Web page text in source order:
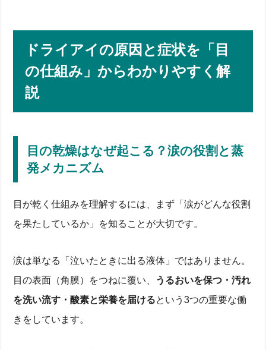
ドライアイの原因と症状を「目
の仕組み」からわかりやすく解
説
目の乾燥はなぜ起こる？涙の役割と蒸
発メカニズム
目が乾く仕組みを理解するには、まず「涙がどんな役割
を果たしているか」を知ることが大切です。
涙は単なる「泣いたときに出る液体」ではありません。
目の表面（角膜）をつねに覆い、 うるおいを保つ・汚れ
を洗い流す・酸素と栄養を届けるという3つの重要な働
きをしています。